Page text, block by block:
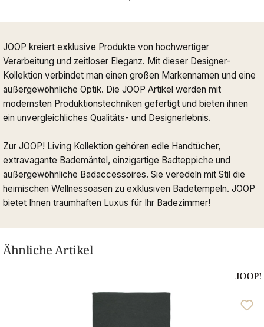
JOOP kreiert exklusive Produkte von hochwertiger
Verarbeitung und zeitloser Eleganz. Mit dieser Designer-
Kollektion verbindet man einen großen Markennamen und eine
außergewöhnliche Optik. Die JOOP Artikel werden mit
modernsten Produktionstechniken gefertigt und bieten ihnen
ein unvergleichliches Qualitäts- und Designerlebnis.
Zur JOOP! Living Kollektion gehören edle Handtücher,
extravagante Bademäntel, einzigartige Badteppiche und
außergewöhnliche Badaccessoires. Sie veredeln mit Stil die
heimischen Wellnessoasen zu exklusiven Badetempeln. JOOP
bietet Ihnen traumhaften Luxus für Ihr Badezimmer!
Ähnliche Artikel